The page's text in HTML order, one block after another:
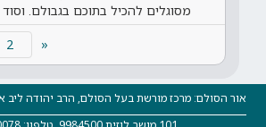
מסוגלים להכיל בתוכם בגבולם. וסוד
«